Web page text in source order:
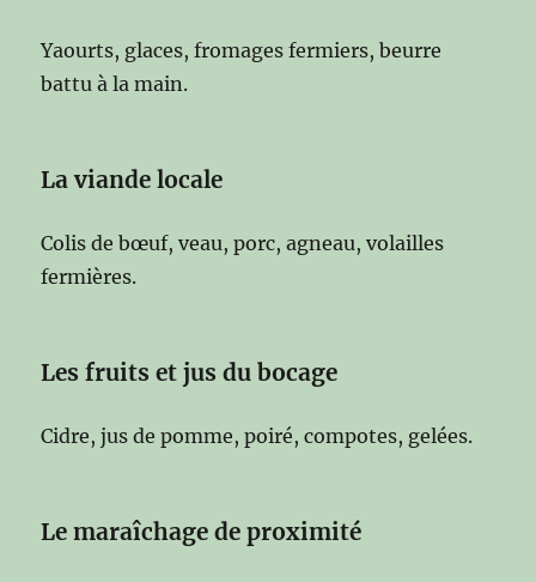
Yaourts, glaces, fromages fermiers, beurre
battu à la main.
La viande locale
Colis de bœuf, veau, porc, agneau, volailles
fermières.
Les fruits et jus du bocage
Cidre, jus de pomme, poiré, compotes, gelées.
Le maraîchage de proximité